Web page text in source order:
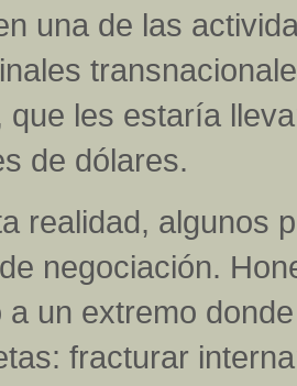
una de las
que les estaría
de dólares.
realidad, algunos
negociación.
a un extremo
fracturar